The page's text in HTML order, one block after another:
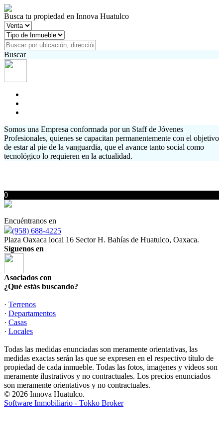
Busca tu propiedad en Innova Huatulco
Buscar
Somos una Empresa conformada por un Staff de Jóvenes
Profesionales, quienes se capacitan permanentemente con el objetivo
de estar al pie de la vanguardia, que el avance tanto social como
tecnológico lo requieren en la actualidad.
0
Encuéntranos en
(958) 688-4225
Plaza Oaxaca local 16 Sector H. Bahías de Huatulco, Oaxaca.
Síguenos en
Asociados con
¿Qué estás buscando?
· Terrenos
· Departamentos
· Casas
· Locales
Todas las medidas enunciadas son meramente orientativas, las
medidas exactas serán las que se expresen en el respectivo título de
propiedad de cada inmueble. Todas las fotos, imagenes y videos son
meramente ilustrativos y no contractuales. Los precios enunciados
son meramente orientativos y no contractuales.
© 2026 Innova Huatulco.
Software Inmobiliario - Tokko Broker